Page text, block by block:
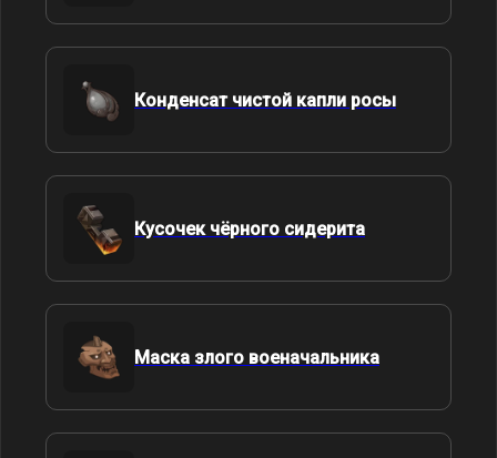
Конденсат чистой капли росы
Кусочек чёрного сидерита
Маска злого военачальника